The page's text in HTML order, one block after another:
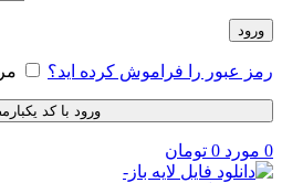
ورود
رمز عبور را فراموش کرده اید؟
ورود با کد
0 مورد 0 تومان